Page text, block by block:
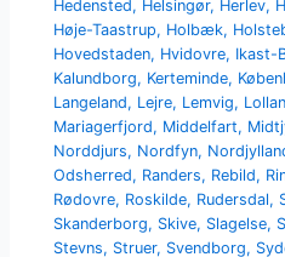
Hedensted, Helsingør, Herlev,
Høje-Taastrup, Holbæk,
Hovedstaden, Hvidovre, Ikast-
Kalundborg, Kerteminde,
Langeland, Lejre, Lemvig,
Mariagerfjord, Middelfart,
Norddjurs, Nordfyn,
Odsherred, Randers, Rebild,
Rødovre, Roskilde, Rudersdal,
Skanderborg, Skive, Slagelse,
Stevns, Struer, Svendborg,